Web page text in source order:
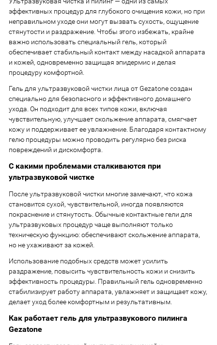
эффективных процедур для глубокого очищения кожи, но при
неправильном уходе они могут вызвать сухость, ощущение
стянутости и раздражение. Чтобы этого избежать, крайне
важно использовать специальный гель, который
обеспечивает стабильный контакт между насадкой аппарата
и кожей, одновременно защищая эпидермис и делая
процедуру комфортной.
Гель для ультразвуковой чистки лица от Gezatone создан
специально для безопасного и эффективного домашнего
ухода. Он подходит для всех типов кожи, включая
чувствительную, улучшает скольжение аппарата, смягчает
кожу и поддерживает ее увлажнение. Благодаря контактному
гелю процедуры можно проводить регулярно без риска
повреждений и дискомфорта.
С какими проблемами сталкиваются при
ультразвуковой чистке
После ультразвуковой чистки многие замечают, что кожа
становится сухой, чувствительной, иногда появляются
покраснение и стянутость. Обычные контактные гели для
ультразвуковых процедур чаще выполняют только
техническую функцию: обеспечивают скольжение аппарата,
но не ухаживают за кожей.
Использование подобных средств может усилить
раздражение, повысить чувствительность кожи и снизить
эффективность процедуры. Правильный гель одновременно
стабилизирует работу аппарата, увлажняет и защищает кожу,
делает уход более комфортным и результативным.
Как работает гель для ультразвукового пилинга
Gezatone